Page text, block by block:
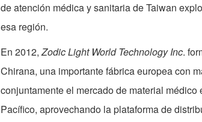
de atención médica y sanitaria de Taiwan
esa región.
En 2012,Zodic Light World Technology Inc.
Chirana, una importante fábrica europea con
conjuntamente el mercado de material
Pacífico, aprovechando la plataforma de